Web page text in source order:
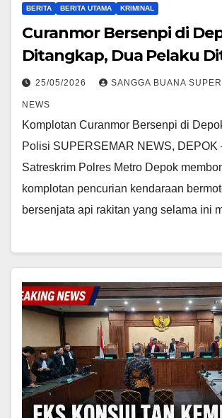
BERITA BERITA UTAMA KRIMINAL
Curanmor Bersenpi di
Ditangkap, Dua Pelaku
25/05/2026 SANGGA BUANA
NEWS
Komplotan Curanmor Bersenpi di
Polisi SUPERSEMAR NEWS,
Satreskrim Polres Metro Depok
komplotan pencurian kendaraan
bersenjata api rakitan yang selama ini